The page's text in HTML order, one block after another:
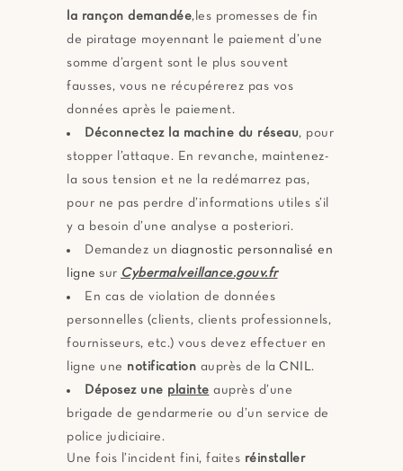
la rançon demandée,les promesses de fin
de piratage moyennant le paiement d’une
somme d’argent sont le plus souvent
fausses, vous ne récupérerez pas vos
données après le paiement.
Déconnectez la machine du réseau, pour
stopper l’attaque. En revanche, maintenez-
la sous tension et ne la redémarrez pas,
pour ne pas perdre d’informations utiles s’il
y a besoin d’une analyse a posteriori.
Demandez un diagnostic personnalisé en
ligne sur Cybermalveillance.gouv.fr
En cas de violation de données
personnelles (clients, clients professionnels,
fournisseurs, etc.) vous devez effectuer en
ligne une notification auprès de la CNIL.
Déposez une plainte auprès d’une
brigade de gendarmerie ou d’un service de
police judiciaire.
Une fois l’incident fini, faites réinstaller